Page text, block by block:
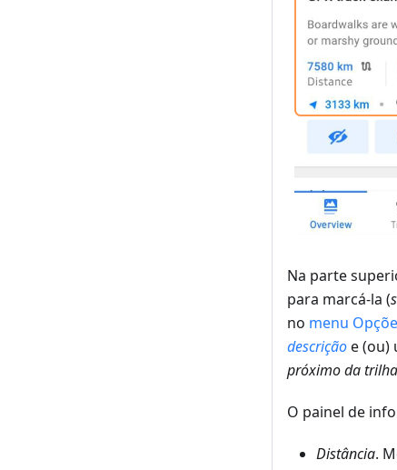
Na parte
para marcá-la (
no menu
descriçãoe (ou)
próximo da trilha
O painel de
Distância.